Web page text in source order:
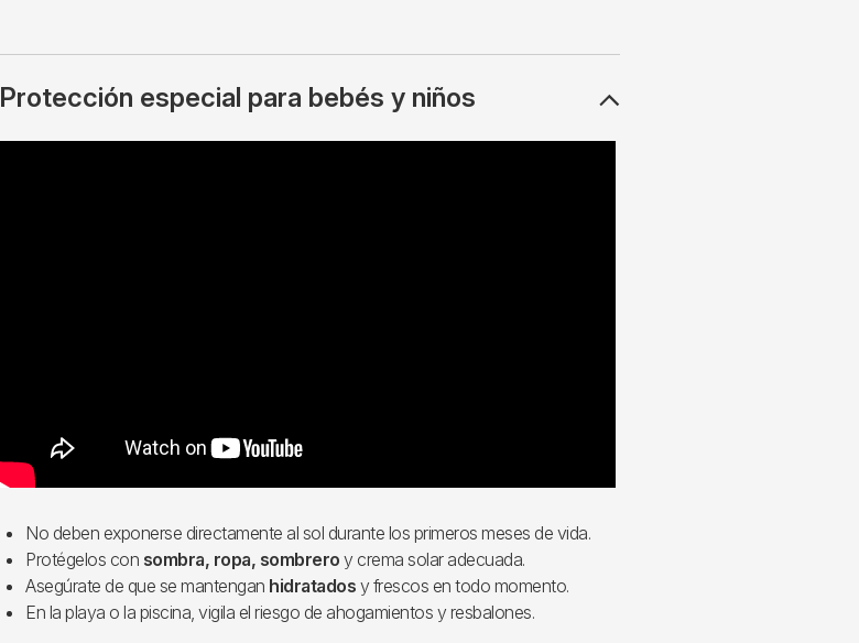
Protección especial para bebés y niños
No deben exponerse directamente al sol durante los primeros meses de vida.
Protégelos con sombra, ropa, sombrero y crema solar adecuada.
Asegúrate de que se mantengan hidratados y frescos en todo momento.
En la playa o la piscina, vigila el riesgo de ahogamientos y resbalones.